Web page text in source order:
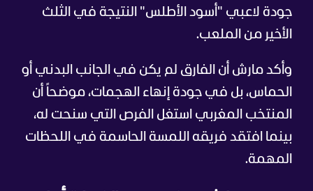
جودة لاعبي "أسود الأطلس" النتيجة في الثلث
الأخير من الملعب.
وأكد مارش أن الفارق لم يكن في الجانب البدني أو
الحماس، بل في جودة إنهاء الهجمات، موضحاً أن
المنتخب المغربي استغل الفرص التي سنحت له،
بينما افتقد فريقه اللمسة الحاسمة في اللحظات
المهمة.